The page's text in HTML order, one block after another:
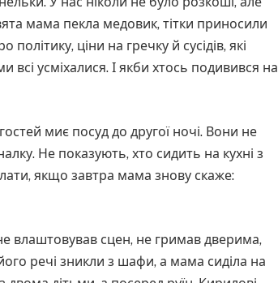
мама пекла медовик, тітки приносили
ціни на гречку й сусідів, які
всі усміхалися. І якби хтось подивився на
миє посуд до другої ночі. Вони не
Не показують, хто сидить на кухні з
якщо завтра мама знову скаже:
влаштовував сцен, не гримав дверима,
речі зникли з шафи, а мама сиділа на